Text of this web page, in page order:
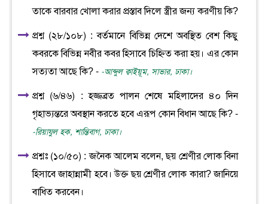
তাকে বারবার খোলা করার প্রস্তাব দিলে স্ত্রীর জন্য করণীয় কি?
প্রশ্ন (২৮/১০৮) : বর্তমানে বিভিন্ন দেশে অবস্থিত বেশ কিছু
কবরকে বিভিন্ন নবীর কবর হিসাবে চিহ্নিত করা হয়। এর কোন
সত্যতা আছে কি? - -আব্দুল ক্বাইয়ূম, সাভার, ঢাকা।
প্রশ্ন (৬/৪৬) : হজ্জব্রত পালন শেষে মহিলাদের ৪০ দিন
গৃহাভ্যন্তরে অবস্থান করতে হবে এরূপ কোন বিধান আছে কি? -
-রিয়াযুল হক, শান্তিবাগ, ঢাকা।
প্রশ্নঃ (১০/৫০) : জনৈক আলেম বলেন, ছয় শ্রেণীর লোক বিনা
হিসাবে জাহান্নামী হবে। উক্ত ছয় শ্রেণীর লোক কারা? জানিয়ে
বাধিত করবেন।